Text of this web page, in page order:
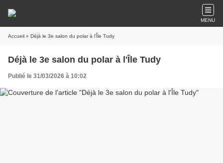
MENU
Accueil » Déjà le 3e salon du polar à l'Île Tudy
Déjà le 3e salon du polar à l'Île Tudy
Publié le 31/03/2026 à 10:02